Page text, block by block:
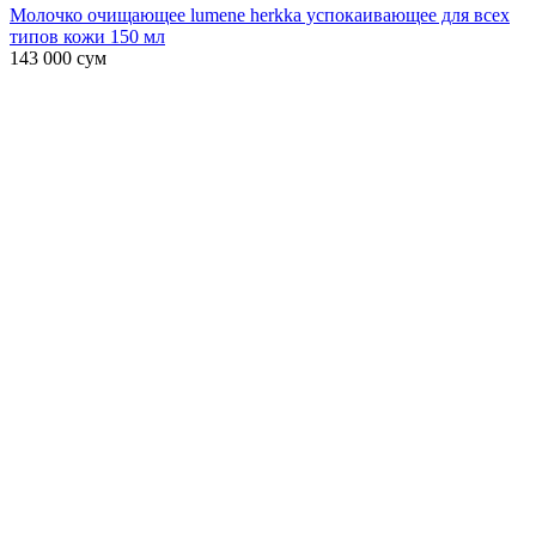
Молочко очищающее lumene herkka успокаивающее для всех
типов кожи 150 мл
143 000 сум